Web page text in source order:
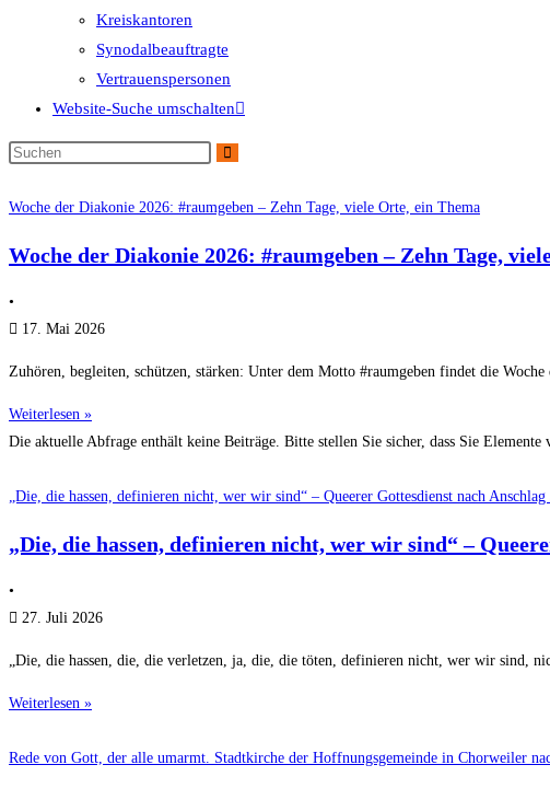
Kreiskantoren
Synodalbeauftragte
Vertrauenspersonen
Website-Suche umschalten
Woche der Diakonie 2026: #raumgeben – Zehn Tage, viele Orte, ein Thema
Woche der Diakonie 2026: #raumgeben – Zehn Tage,
•
17. Mai 2026
Zuhören, begleiten, schützen, stärken: Unter dem Motto #raumgeben findet die
Weiterlesen »
Die aktuelle Abfrage enthält keine Beiträge. Bitte stellen Sie sicher, dass Sie
„Die, die hassen, definieren nicht, wer wir sind“ – Queerer Gottesdienst nach
„Die, die hassen, definieren nicht, wer wir sind“ –
•
27. Juli 2026
„Die, die hassen, die, die verletzen, ja, die, die töten, definieren nicht, wer wir sind,
Weiterlesen »
Rede von Gott, der alle umarmt. Stadtkirche der Hoffnungsgemeinde in Chorweiler